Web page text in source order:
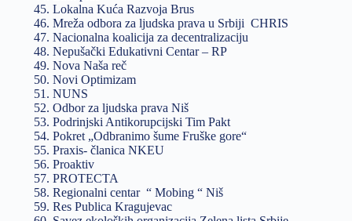
Lokalna Kuća Razvoja Brus
Mreža odbora za ljudska prava u Srbiji CHRIS
Nacionalna koalicija za decentralizaciju
Nepušački Edukativni Centar – RP
Nova Naša reč
Novi Optimizam
NUNS
Odbor za ljudska prava Niš
Podrinjski Antikorupcijski Tim Pakt
Pokret „Odbranimo šume Fruške gore“
Praxis- članica NKEU
Proaktiv
PROTECTA
Regionalni centar “ Mobing “ Niš
Res Publica Kragujevac